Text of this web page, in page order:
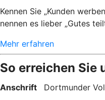
Kennen Sie „Kunden
nennen es lieber „Gutes
Mehr erfahren
So erreichen Sie
Anschrift
Dortmunder